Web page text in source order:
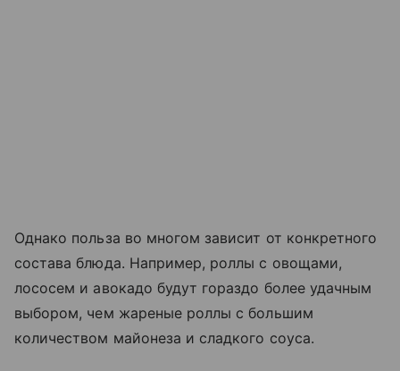
Однако польза во многом зависит от конкретного
состава блюда. Например, роллы с овощами,
лососем и авокадо будут гораздо более удачным
выбором, чем жареные роллы с большим
количеством майонеза и сладкого соуса.